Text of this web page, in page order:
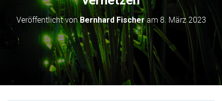
Veröffentlicht vonBernhard Fischeram 8. März 2023